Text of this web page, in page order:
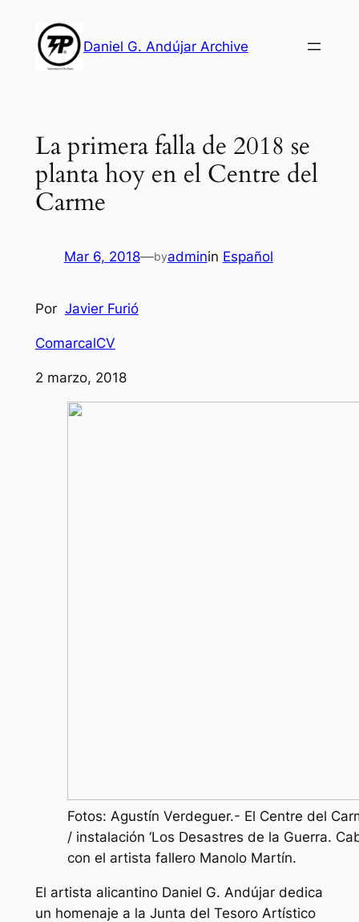
content
Daniel G. Andújar Archive
La primera falla de 2018 se
planta hoy en el Centre del
Carme
Mar 6, 2018—byadminin Español
Por Javier Furió
ComarcalCV
2 marzo, 2018
Fotos: Agustín Verdeguer.- El Centre del
/ instalación ‘Los Desastres de la Guerra.
con el artista fallero Manolo Martín.
El artista alicantino Daniel G. Andújar dedica
un homenaje a la Junta del Tesoro Artístico